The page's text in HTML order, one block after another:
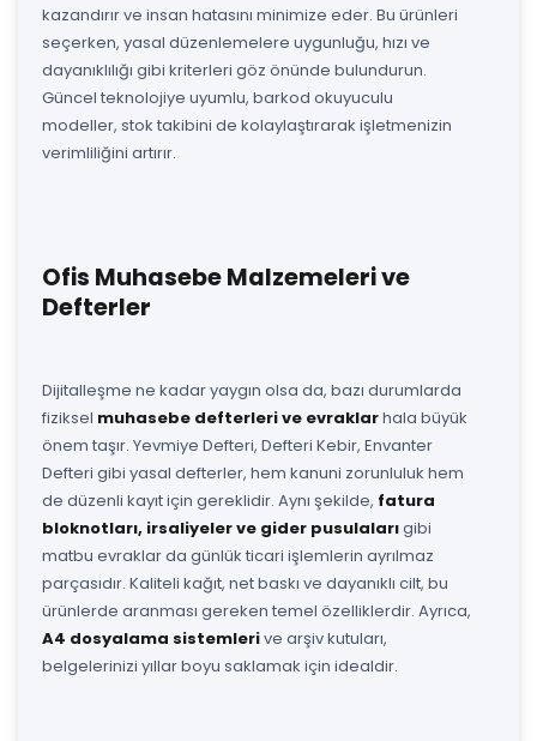
kazandırır ve insan hatasını minimize eder. Bu ürünleri
seçerken, yasal düzenlemelere uygunluğu, hızı ve
dayanıklılığı gibi kriterleri göz önünde bulundurun.
Güncel teknolojiye uyumlu, barkod okuyuculu
modeller, stok takibini de kolaylaştırarak işletmenizin
verimliliğini artırır.
Ofis Muhasebe Malzemeleri ve
Defterler
Dijitalleşme ne kadar yaygın olsa da, bazı durumlarda
fiziksel muhasebe defterleri ve evraklarhala büyük
önem taşır. Yevmiye Defteri, Defteri Kebir, Envanter
Defteri gibi yasal defterler, hem kanuni zorunluluk hem
de düzenli kayıt için gereklidir. Aynı şekilde, fatura
bloknotları, irsaliyeler ve gider pusulalarıgibi
matbu evraklar da günlük ticari işlemlerin ayrılmaz
parçasıdır. Kaliteli kağıt, net baskı ve dayanıklı cilt, bu
ürünlerde aranması gereken temel özelliklerdir. Ayrıca,
A4 dosyalama sistemlerive arşiv kutuları,
belgelerinizi yıllar boyu saklamak için idealdir.